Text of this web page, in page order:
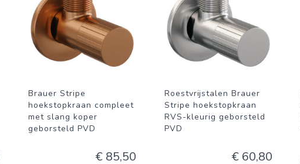
Brauer Stripe
hoekstopkraan compleet
met slang koper
geborsteld PVD
€ 85,50
Roestvrijstalen Brauer
Stripe hoekstopkraan
RVS-kleurig geborsteld
PVD
€ 60,80